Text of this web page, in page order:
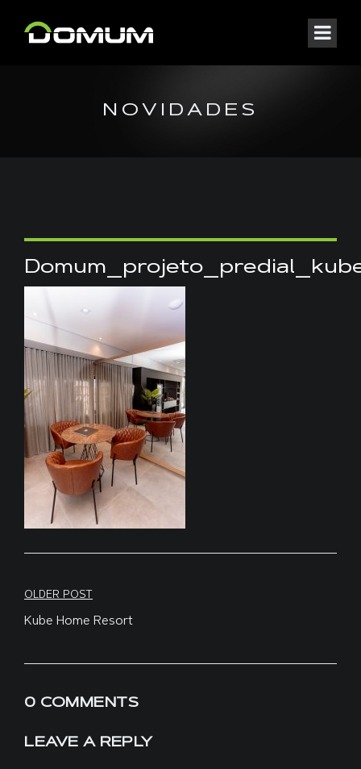
NOVIDADES
Navegação
de
Post
OLDER POST
Kube Home Resort
0 COMMENTS
LEAVE A REPLY